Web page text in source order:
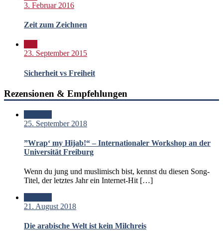
3. Februar 2016
Zeit zum Zeichnen
23. September 2015
Sicherheit vs Freiheit
Rezensionen & Empfehlungen
25. September 2018
”Wrap‘ my Hijab!“ – Internationaler Workshop an der
Universität Freiburg
Wenn du jung und muslimisch bist, kennst du diesen Song-
Titel, der letztes Jahr ein Internet-Hit […]
21. August 2018
Die arabische Welt ist kein Milchreis